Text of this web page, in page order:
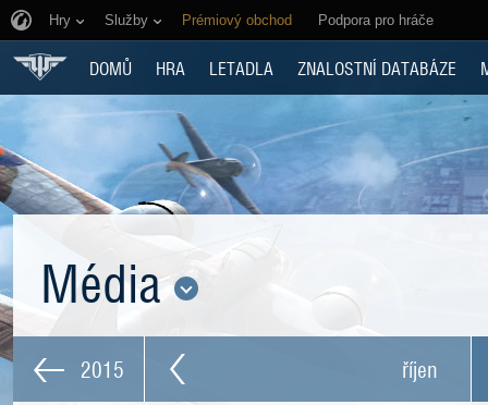
Hry Služby Prémiový obchod Podpora pro hráče
DOMŮ HRA LETADLA ZNALOSTNÍ DATABÁZE
Média
2015 říjen